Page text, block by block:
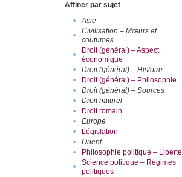
Affiner par sujet
•
Asie
•
Civilisation – Mœurs et
coutumes
•
Droit (général) – Aspect
économique
• Droit (général) – Histoire
•
Droit (général) – Philosophie
•
Droit (général) – Sources
•
Droit naturel
•
Droit romain
•
Europe
•
Législation
•
Orient
•
Philosophie politique – Liberté
•
Science politique – Régimes
politiques